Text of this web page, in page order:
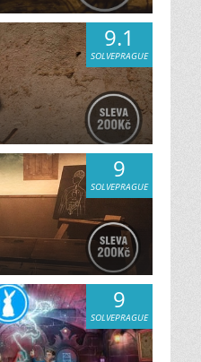
9.1
SOLVEPRAGUE
9
SOLVEPRAGUE
9
SOLVEPRAGUE